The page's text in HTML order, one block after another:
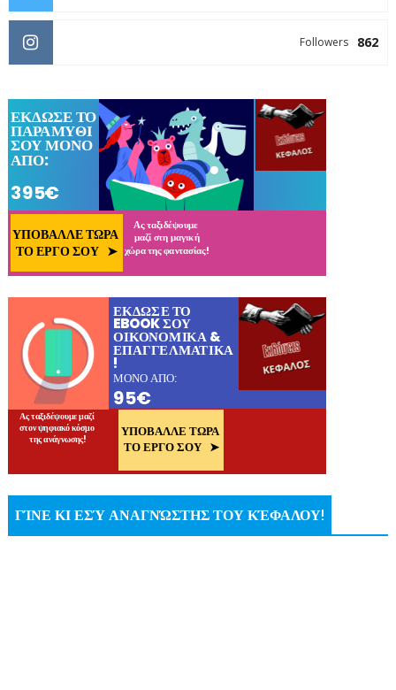
862
Followers
ΓΊΝΕ ΚΙ ΕΣΎ ΑΝΑΓΝΏΣΤΗΣ ΤΟΥ ΚΈΦΑΛΟΥ!